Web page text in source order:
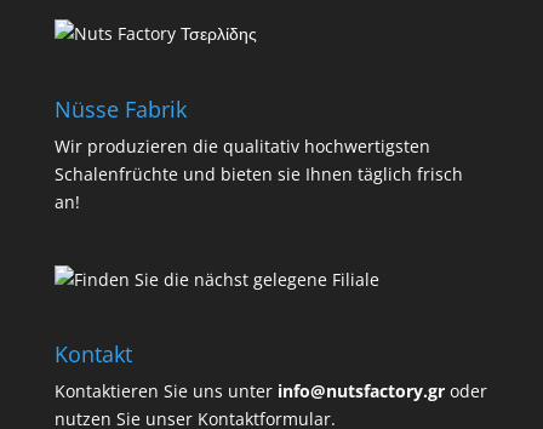
Nüsse Fabrik
Wir produzieren die qualitativ hochwertigsten
Schalenfrüchte und bieten sie Ihnen täglich frisch
an!
Kontakt
Kontaktieren Sie uns unter info@nutsfactory.groder
nutzen Sie unser Kontaktformular.